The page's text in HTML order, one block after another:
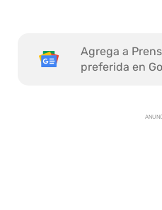
Agrega a
preferida en